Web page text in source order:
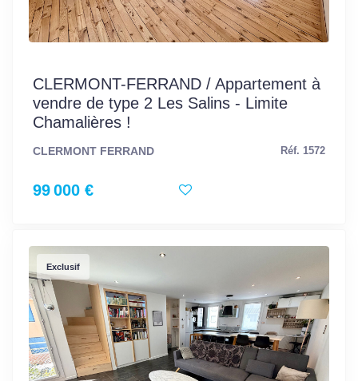
CLERMONT-FERRAND / Appartement à
vendre de type 2 Les Salins - Limite
Chamalières !
CLERMONT FERRAND Réf. 1572
99 000 €
Exclusif